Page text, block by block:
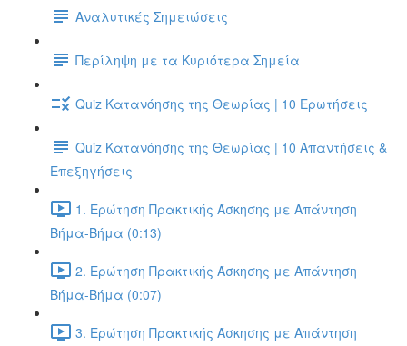
Αναλυτικές Σημειώσεις
Περίληψη με τα Κυριότερα Σημεία
Quiz Κατανόησης της Θεωρίας | 10 Ερωτήσεις
Quiz Κατανόησης της Θεωρίας | 10 Απαντήσεις &
Επεξηγήσεις
1. Ερώτηση Πρακτικής Άσκησης με Απάντηση
Βήμα-Βήμα (0:13)
2. Ερώτηση Πρακτικής Άσκησης με Απάντηση
Βήμα-Βήμα (0:07)
3. Ερώτηση Πρακτικής Άσκησης με Απάντηση